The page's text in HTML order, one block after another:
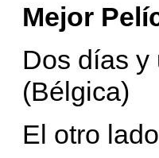
Mejor
Dos días y
(Bélgica)
El otro